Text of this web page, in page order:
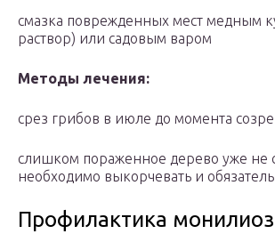
смазка поврежденных мест медным
раствор) или садовым варом
Методы лечения:
срез грибов в июле до момента
слишком пораженное дерево уже не
необходимо выкорчевать и
Профилактика